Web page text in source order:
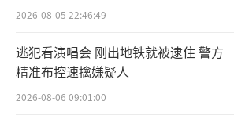
2026-08-05 22:46:49
逃犯看演唱会 刚出地铁就被逮住 警方
精准布控速擒嫌疑人
2026-08-06 09:01:00